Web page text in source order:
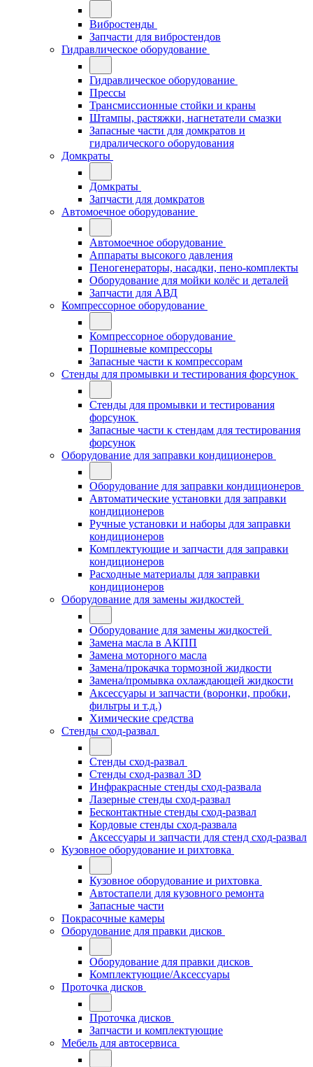
Вибростенды
Запчасти для вибростендов
Гидравлическое оборудование
Гидравлическое оборудование
Прессы
Трансмиссионные стойки и краны
Штампы, растяжки, нагнетатели смазки
Запасные части для домкратов и
гидралического оборудования
Домкраты
Домкраты
Запчасти для домкратов
Автомоечное оборудование
Автомоечное оборудование
Аппараты высокого давления
Пеногенераторы, насадки, пено-комплекты
Оборудование для мойки колёс и деталей
Запчасти для АВД
Компрессорное оборудование
Компрессорное оборудование
Поршневые компрессоры
Запасные части к компрессорам
Стенды для промывки и тестирования форсунок
Стенды для промывки и тестирования
форсунок
Запасные части к стендам для тестирования
форсунок
Оборудование для заправки кондиционеров
Оборудование для заправки кондиционеров
Автоматические установки для заправки
кондиционеров
Ручные установки и наборы для заправки
кондиционеров
Комплектующие и запчасти для заправки
кондиционеров
Расходные материалы для заправки
кондиционеров
Оборудование для замены жидкостей
Оборудование для замены жидкостей
Замена масла в АКПП
Замена моторного масла
Замена/прокачка тормозной жидкости
Замена/промывка охлаждающей жидкости
Аксессуары и запчасти (воронки, пробки,
фильтры и т.д.)
Химические средства
Стенды сход-развал
Стенды сход-развал
Стенды сход-развал 3D
Инфракрасные стенды сход-развала
Лазерные стенды сход-развал
Бесконтактные стенды сход-развал
Кордовые стенды сход-развала
Аксессуары и запчасти для стенд сход-развал
Кузовное оборудование и рихтовка
Кузовное оборудование и рихтовка
Автостапели для кузовного ремонта
Запасные части
Покрасочные камеры
Оборудование для правки дисков
Оборудование для правки дисков
Комплектующие/Аксессуары
Проточка дисков
Проточка дисков
Запчасти и комплектующие
Мебель для автосервиса